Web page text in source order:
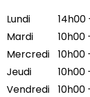
Lundi
14h00
Mardi
10h00
Mercredi
10h00
Jeudi
10h00
Vendredi
10h00